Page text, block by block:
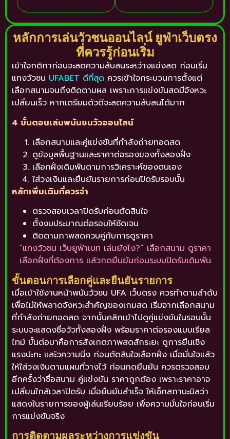
หลักการเล่นวัวชนออนไลน์ ยูฟ่าเว็บตรง
ที่ควรรู้ก่อนเริ่ม
เข้าใจกติกาก่อนจะลดความสับสนระหว่างแข่งสด ก่อนเริ่ม
แทงวัวชน UFABET ดีที่สุด ควรเข้าใจกระบวนการตั้งแต่
เลือกสนามจนถึงติดตามผล เพราะการแข่งขันสดมีจังหวะ
เปลี่ยนเร็ว หากเตรียมตัวดีจะลดความสับสนได้มาก
4 ขั้นตอนเล่นพนันชนวัวออนไลน์
เลือกสนามและคู่แข่งขันที่กำลังถ่ายทอดสด
ดูข้อมูลพื้นฐานและราคาต่อรองของทั้งสองฝั่ง
เลือกฝั่งเดิมพันตามการวิเคราะห์ของตนเอง
ใส่วงเงินและยืนยันรายการก่อนปิดรับรอบนั้น
หลักเพิ่มเติมที่ควรจำ
ตรวจสอบเวลาปิดรับก่อนตัดสินใจ
ตั้งงบประมาณต่อรอบให้ชัดเจน
ติดตามภาพสดควบคู่กับการดูราคา
“แทงวัวชน เว็บยูฟ่าเบท เล่นยังไง?” เลือกสนาม ดูราคา
เลือกฝั่งที่ต้องการ แล้วกดยืนยันก่อนระบบปิดรับเดิมพัน
ขั้นตอนการเลือกคู่และยืนยันรายการ
เมื่อเข้าใช้งานหน้าพนันวัวชน UFA เว็บตรง ควรทำตามลำดับ
เพื่อไม่ให้พลาดจังหวะสำคัญของเกมสด เริ่มจากเลือกสนาม
ที่กำลังถ่ายทอดสด จากนั้นคลิกเข้าไปดูคู่แข่งขันในรอบนั้น
ระบบจะแสดงชื่อวัวทั้งสองฝั่ง พร้อมราคาต่อรองแบบเรียล
ไทม์ ขั้นต่อมาคือการสังเกตภาพสดสักระยะ ดูการยืนเชิง
แรงปะทะ และ้วความนิ่ง ก่อนตัดสินใจเลือกฝั่ง เมื่อมั่นใจแล้ว
ให้ใส่วงเงินตามแผนที่วางไว้ ก่อนกดยืนยัน ควรตรวจสอบ
อีกครั้งว่าชื่อสนาม คู่แข่งขัน ราคาถูกต้อง เพราะราคาอาจ
เปลี่ยนใกล้เวลาปิดรับ เมื่อยืนยันสำเร็จ ให้เช็กสถานะบิลว่า
แสดงในรายการของผู้เล่นเรียบร้อย เพื่อความมั่นใจก่อนเริ่ม
การแข่งขันจริง
การติดตามผลระหว่างการแข่งขัน